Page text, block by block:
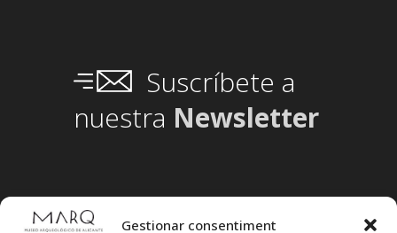
Gestionar consentiment
Suscríbete a
nuestra Newsletter